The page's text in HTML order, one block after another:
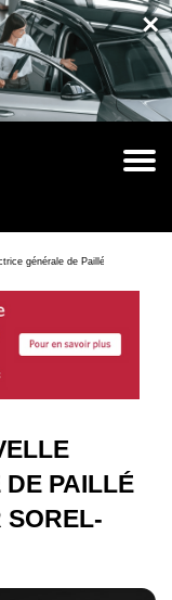
×
générale de Paillé Dodge Ram
PAILLÉ
SOREL-